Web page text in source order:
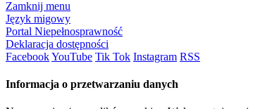
Zamknij menu
Język migowy
Portal Niepełnosprawność
Deklaracja dostępności
FacebookYouTube Tik Tok Instagram RSS
Informacja o przetwarzaniu danych